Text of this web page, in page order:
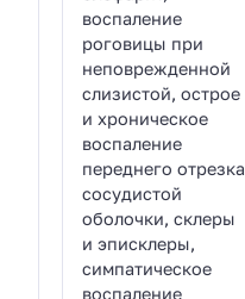
воспаление
роговицы при
неповрежденной
слизистой, острое
и хроническое
воспаление
переднего отрезка
сосудистой
оболочки, склеры
и эписклеры,
симпатическое
воспаление